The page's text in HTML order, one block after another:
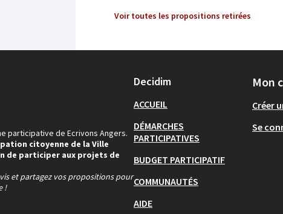
Voir toutes les propositions retirées
participative de Ecrivons Angers.
citoyenne de la Ville
de participer aux projets de
et partagez vos propositions pour
!
Decidim
ACCUEIL
DÉMARCHES
PARTICIPATIVES
BUDGET PARTICIPATIF
COMMUNAUTÉS
AIDE
Mon
Créer
Se